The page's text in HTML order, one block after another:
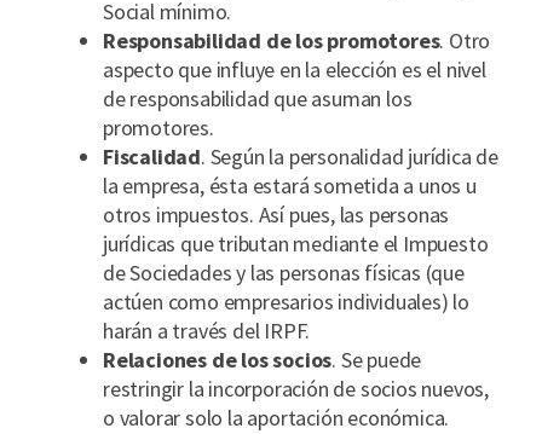
Social mínimo.
Responsabilidad de los promotores. Otro
aspecto que influye en la elección es el nivel
de responsabilidad que asuman los
promotores.
Fiscalidad. Según la personalidad jurídica de
la empresa, ésta estará sometida a unos u
otros impuestos. Así pues, las personas
jurídicas que tributan mediante el Impuesto
de Sociedades y las personas físicas (que
actúen como empresarios individuales) lo
harán a través del IRPF.
Relaciones de los socios. Se puede
restringir la incorporación de socios nuevos,
o valorar solo la aportación económica.